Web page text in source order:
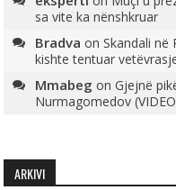
sa vite ka nënshkruar
Bradva onSkandali në
kishte tentuar
Mmabeg onGjejnë
Nurmagomedov
ARKIVI